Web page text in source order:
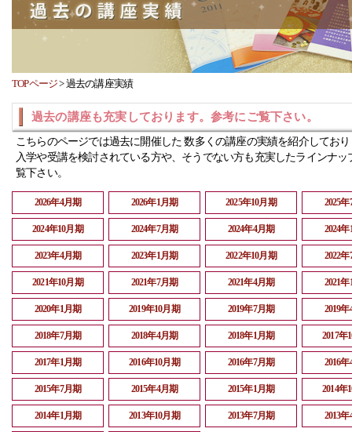
TOPページ>過去の講座実績
過去の講座も充実しております。参考にご覧下さい。
こちらのページでは過去に開催した 数多くの講座の実績を紹介してお
入学や受講を検討されている方や、そうでない方も充実したラインナッ
覧下さい。
2026年4月期 2026年1月期 2025年10月期 2025
2024年10月期 2024年7月期 2024年4月期 2024
2023年4月期 2023年1月期 2022年10月期 2022
2021年10月期 2021年7月期 2021年4月期 2021
2020年1月期 2019年10月期 2019年7月期 2019
2018年7月期 2018年4月期 2018年1月期 2017年
2017年1月期 2016年10月期 2016年7月期 2016
2015年7月期 2015年4月期 2015年1月期 2014年
2014年1月期 2013年10月期 2013年7月期 2013